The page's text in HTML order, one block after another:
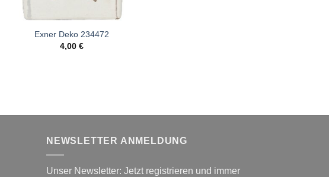
Exner Deko 234472
4,00€
NEWSLETTER ANMELDUNG
Unser Newsletter: Jetzt registrieren und immer